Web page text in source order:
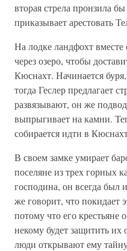
вторая стрела пронзила
приказывает арестовать
На лодке ландфохт вместе
через озеро, чтобы
Кюснахт. Начинается
тогда Геслер предлагает
развязывают, он же
выпрыгивает на камни.
собирается идти в
В своем замке умирает
поселяне из трех горных
господина, он всегда
же говорит, что покидает
потому что его крестьяне
некому будет защитить их
люди открывают ему